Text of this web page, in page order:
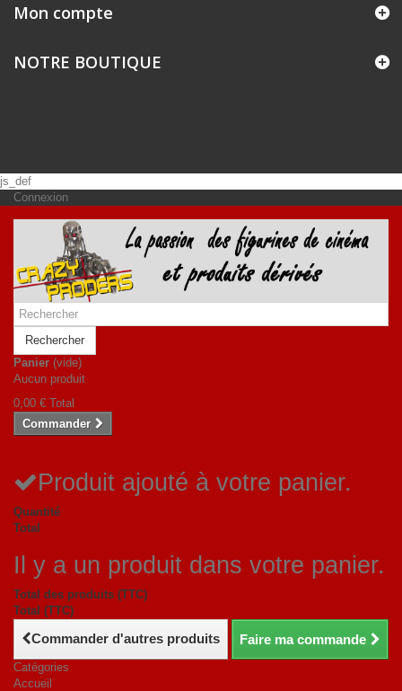
Mon compte
NOTRE BOUTIQUE
js_def
Connexion
Rechercher
Panier (vide)
Aucun produit
0,00 € Total
Commander
Produit ajouté à votre panier.
Quantité
Total
Il y a un produit dans votre panier.
Total des produits (TTC)
Total (TTC)
Commander d'autres produits Faire ma commande
Catégories
Accueil